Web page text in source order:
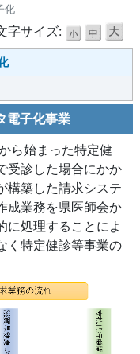
化
字サイズ:
電子化事業
ら始まった特定健
受診した場合にかか
構築した請求システ
成業務を県医師会か
に処理することによ
く特定健診等事業の